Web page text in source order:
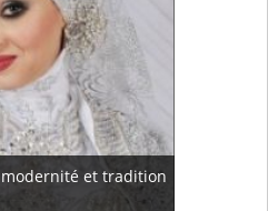
et tradition